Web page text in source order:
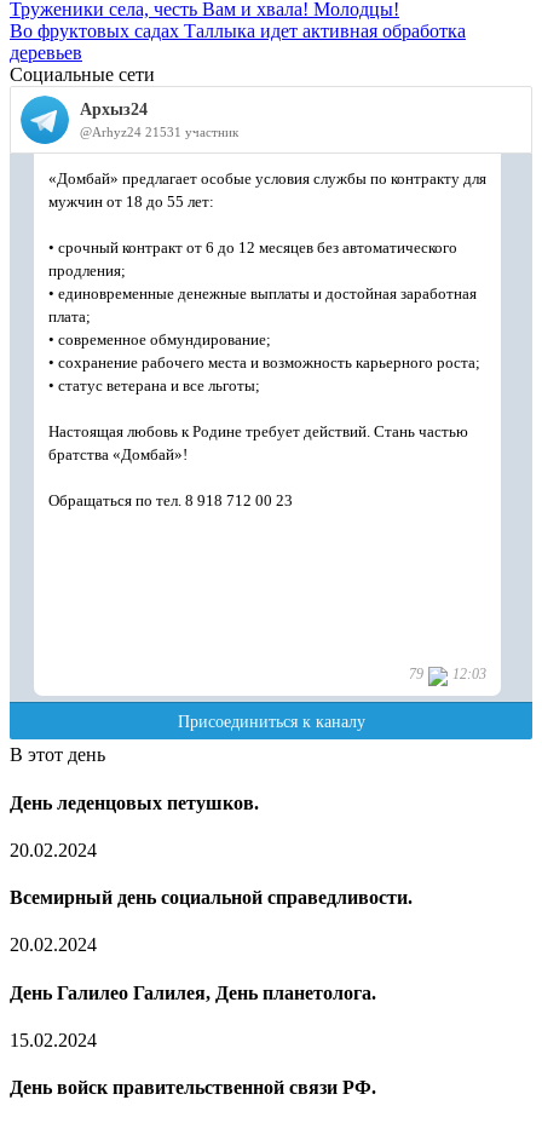
Труженики села, честь Вам и хвала! Молодцы!
Во фруктовых садах Таллыка идет активная обработка
деревьев
Социальные сети
В этот день
День леденцовых петушков.
20.02.2024
Всемирный день социальной справедливости.
20.02.2024
День Галилео Галилея, День планетолога.
15.02.2024
День войск правительственной связи РФ.